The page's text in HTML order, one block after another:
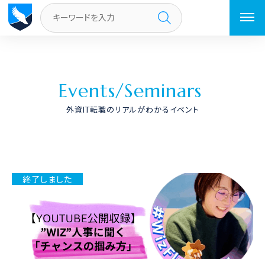
トップページ／ イベント ページ 4
Events/Seminars
外資IT転職のリアルがわかるイベント
終了しました